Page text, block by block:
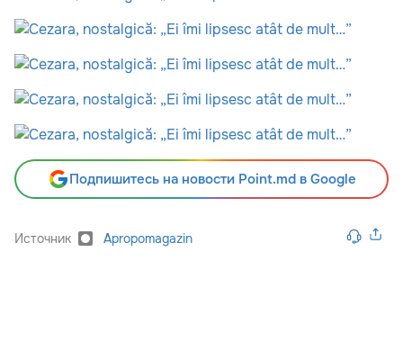
Подпишитесь на новости Point.md в Google
Источник Apropomagazin